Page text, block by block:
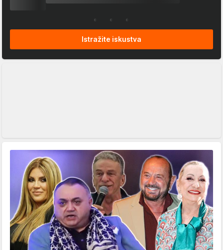
Istražite iskustva